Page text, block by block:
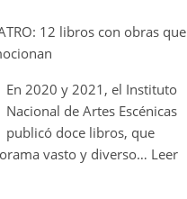
12 libros con obras que
En 2020 y 2021, el Instituto
Nacional de Artes Escénicas
publicó doce libros, que
vasto y diverso… Leer